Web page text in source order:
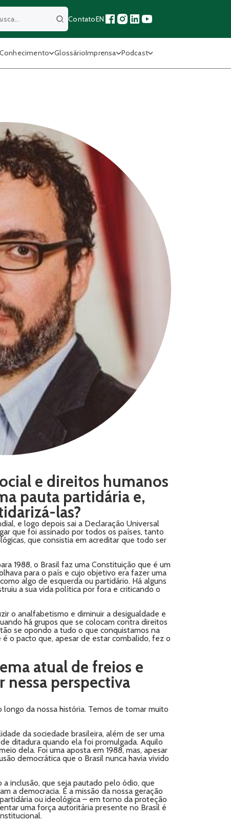
BuscarContatoEN
Conhecimento GlossárioImprensa Podcast
e direitos humanos
pauta partidária e,
las?
e logo depois sai a Declaração Universal
que foi assinado por todos os países, tanto
que consistia em acreditar que todo ser
1988, o Brasil faz uma Constituição que é um
para o país e cujo objetivo era fazer uma
algo de esquerda ou partidário. Há alguns
a sua vida política por fora e criticando o
o analfabetismo e diminuir a desigualdade e
há grupos que se colocam contra direitos
se opondo a tudo o que conquistamos na
o pacto que, apesar de estar combalido, fez o
atual de freios e
perspectiva
da nossa história. Temos de tomar muito
da sociedade brasileira, além de ser uma
ditadura quando ela foi promulgada. Aquilo
dela. Foi uma aposta em 1988, mas, apesar
democrática que o Brasil nunca havia vivido
inclusão, que seja pautado pelo ódio, que
a democracia. É a missão da nossa geração
ou ideológica – em torno da proteção
uma força autoritária presente no Brasil é